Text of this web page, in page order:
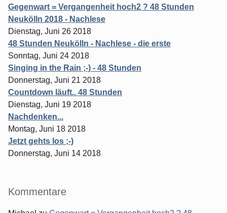
Gegenwart = Vergangenheit hoch2 ? 48 Stunden
Neukölln 2018 - Nachlese
Dienstag, Juni 26 2018
48 Stunden Neukölln - Nachlese - die erste
Sonntag, Juni 24 2018
Singing in the Rain ;-) - 48 Stunden
Donnerstag, Juni 21 2018
Countdown läuft.. 48 Stunden
Dienstag, Juni 19 2018
Nachdenken...
Montag, Juni 18 2018
Jetzt gehts los ;-)
Donnerstag, Juni 14 2018
Kommentare